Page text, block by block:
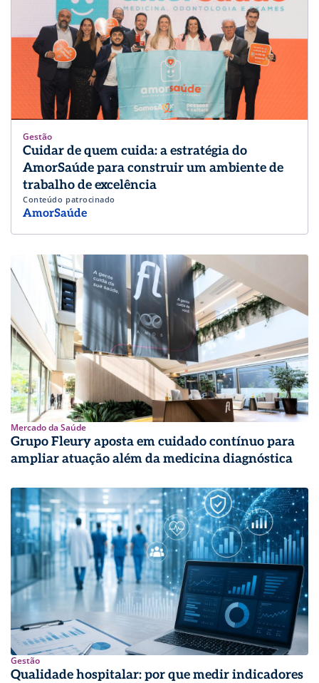
Gestão
Cuidar de quem cuida: a estratégia do
AmorSaúde para construir um ambiente de
trabalho de excelência
Conteúdo patrocinado
AmorSaúde
Mercado da Saúde
Grupo Fleury aposta em cuidado contínuo para
ampliar atuação além da medicina diagnóstica
Gestão
Qualidade hospitalar: por que medir indicadores